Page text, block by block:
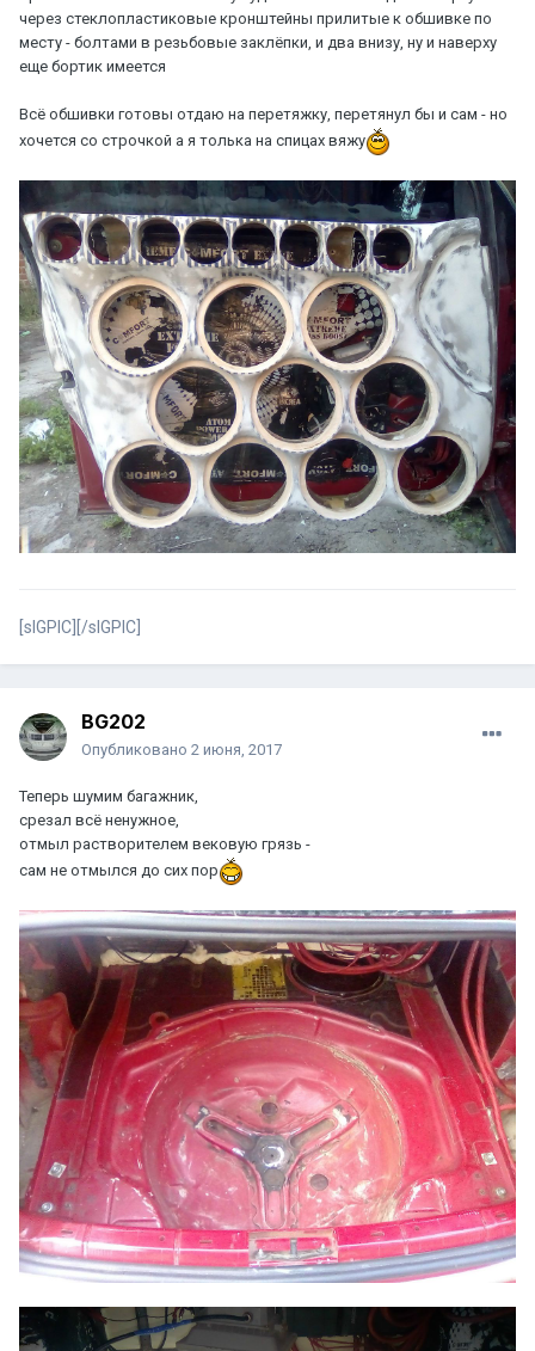
через стеклопластиковые кронштейны прилитые к обшивке по
месту - болтами в резьбовые заклёпки, и два внизу, ну и наверху
еще бортик имеется
Всё обшивки готовы отдаю на перетяжку, перетянул бы и сам - но
хочется со строчкой а я толька на спицах вяжу
[sIGPIC][/sIGPIC]
BG202
Опубликовано 2 июня, 2017
Теперь шумим багажник,
срезал всё ненужное,
отмыл растворителем вековую грязь -
сам не отмылся до сих пор